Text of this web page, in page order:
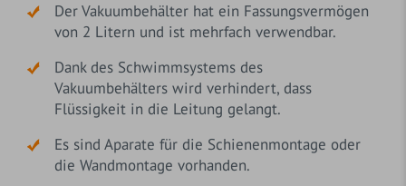
Der Vakuumbehälter hat ein Fassungsvermögen
von 2 Litern und ist mehrfach verwendbar.
Dank des Schwimmsystems des
Vakuumbehälters wird verhindert, dass
Flüssigkeit in die Leitung gelangt.
Es sind Aparate für die Schienenmontage oder
die Wandmontage vorhanden.